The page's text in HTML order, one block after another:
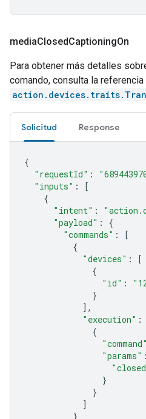
mediaClosedCaptioningOn
Para obtener más detalles
comando, consulta la referencia
Solicitud Response
{
"requestId" :
"inputs" :
[
{
"intent" :
"payload" :
{
"commands" :
[
{
"devices" :
[
{
"id" :
}
],
"execution" :
{
"command"
"params" :
}
}
]
}